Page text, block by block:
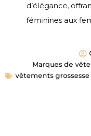
d’élégance,
féminines aux
Marques de
vêtements